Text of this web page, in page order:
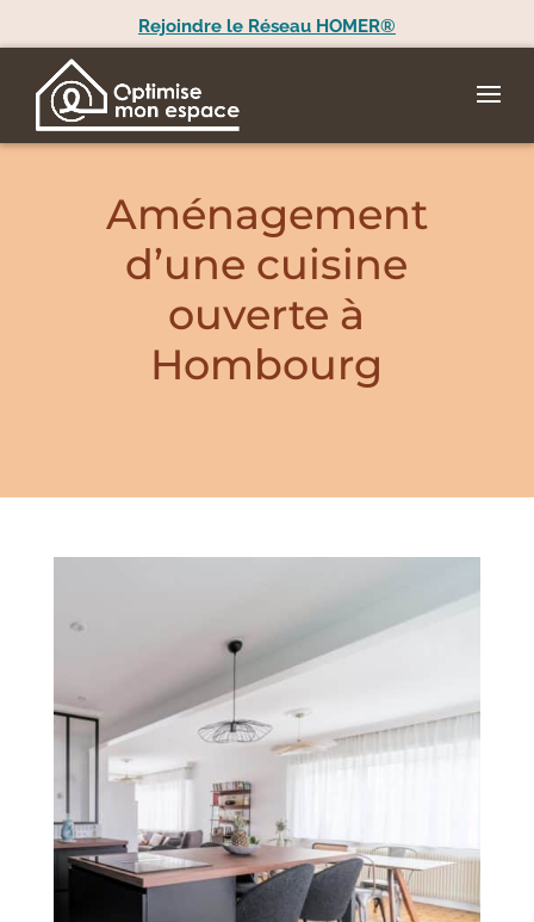
Rejoindre le Réseau HOMER®
Aménagement
d’une cuisine
ouverte à
Hombourg